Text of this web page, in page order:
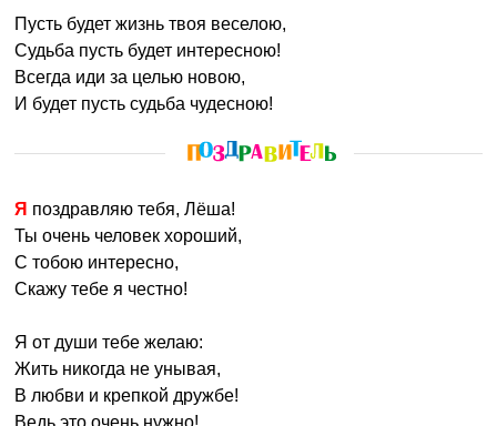
Пусть будет жизнь твоя веселою,
Судьба пусть будет интересною!
Всегда иди за целью новою,
И будет пусть судьба чудесною!
Я поздравляю тебя, Лёша!
Ты очень человек хороший,
С тобою интересно,
Скажу тебе я честно!
Я от души тебе желаю:
Жить никогда не унывая,
В любви и крепкой дружбе!
Ведь это очень нужно!